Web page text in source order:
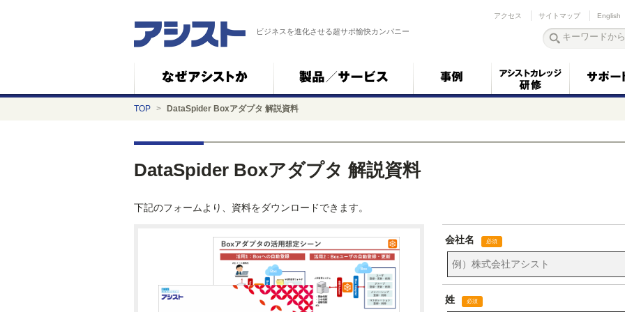
ビジネスを進化させる超サポ愉快カンパニー
アクセス サイトマップ English
TOP > DataSpider Boxアダプタ 解説資料
DataSpider Boxアダプタ 解説資料
下記のフォームより、資料をダウンロードできます。